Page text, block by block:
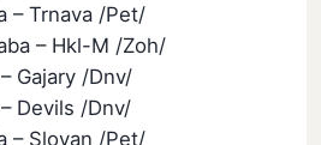
– Trnava /Pet/
– Hkl-M /Zoh/
Gajary /Dnv/
Devils /Dnv/
– Slovan /Pet/